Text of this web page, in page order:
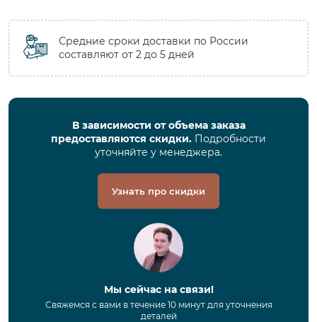
Средние сроки доставки по России
составляют от 2 до 5 дней
В зависимости от объема заказа
предоставляются скидки. Подробности
уточняйте у менеджера.
Узнать про скидки
Мы сейчас на связи!
Свяжемся с вами в течение 10 минут для уточнения
деталей